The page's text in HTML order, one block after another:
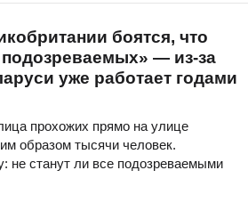
боятся, что
— из-за
уже работает годами
прохожих прямо на улице
образом тысячи человек.
не станут ли все подозреваемыми